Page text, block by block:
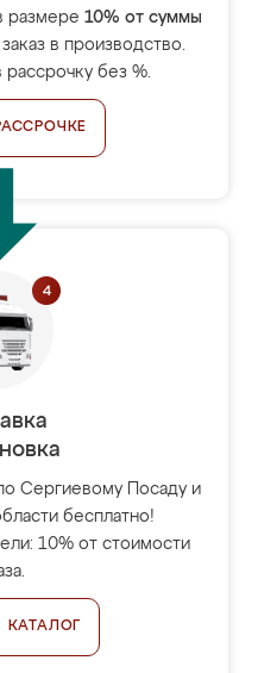
размере 10% от суммы
в производство.
без %.
Сергиевому Посаду и
бесплатно!
10% от стоимости
КАТАЛОГ